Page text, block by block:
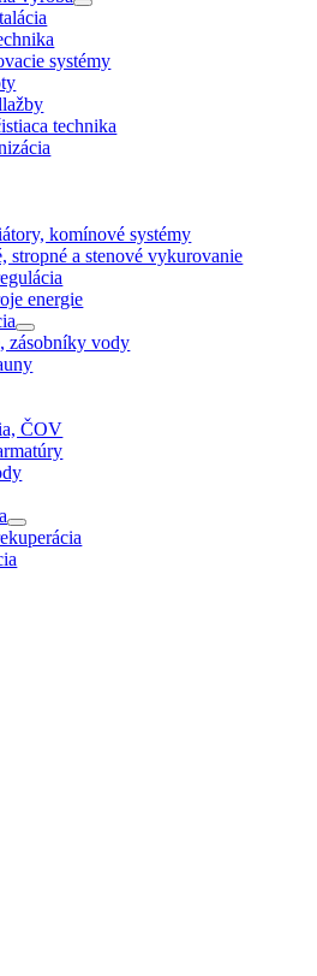
systémy
technika
komínové systémy
stropné a stenové vykurovanie
energie
zásobníky vody
ČOV